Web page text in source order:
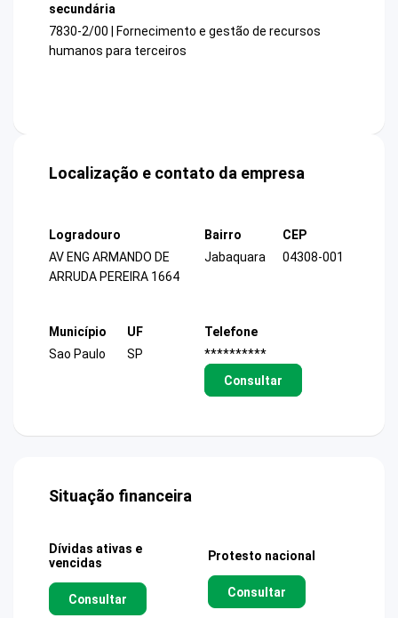
secundária
7830-2/00 | Fornecimento e gestão de recursos
humanos para terceiros
Localização e contato da empresa
Logradouro
AV ENG ARMANDO DE
ARRUDA PEREIRA 1664
Bairro
Jabaquara
CEP
04308-001
Município
Sao Paulo
UF
SP
Telefone
**********
Consultar
Situação financeira
Dívidas ativas e
vencidas
Consultar
Protesto nacional
Consultar